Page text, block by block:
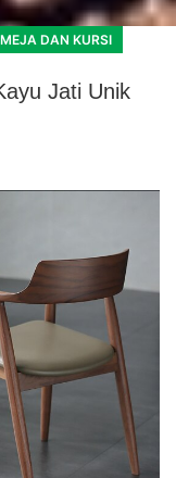
MEJA DAN KURSI
Jati Unik